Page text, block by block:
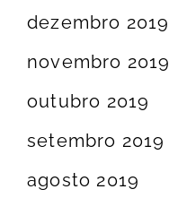
dezembro 2019
novembro 2019
outubro 2019
setembro 2019
agosto 2019